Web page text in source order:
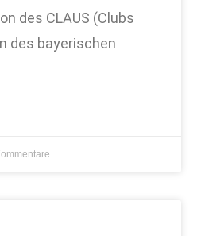
des CLAUS (Clubs
des bayerischen